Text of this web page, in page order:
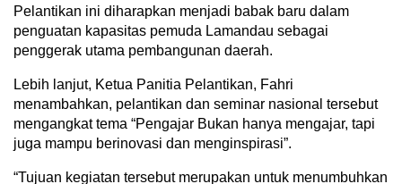
Pelantikan ini diharapkan menjadi babak baru dalam
penguatan kapasitas pemuda Lamandau sebagai
penggerak utama pembangunan daerah.
Lebih lanjut, Ketua Panitia Pelantikan, Fahri
menambahkan, pelantikan dan seminar nasional tersebut
mengangkat tema “Pengajar Bukan hanya mengajar, tapi
juga mampu berinovasi dan menginspirasi”.
“Tujuan kegiatan tersebut merupakan untuk menumbuhkan